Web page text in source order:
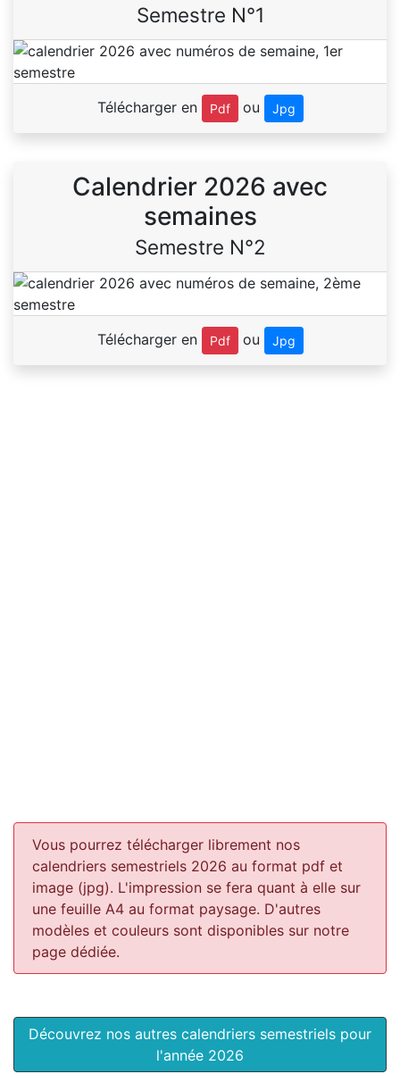
Semestre N°1
Télécharger en Pdf ou Jpg
Calendrier 2026 avec
semaines
Semestre N°2
Télécharger en Pdf ou Jpg
Vous pourrez télécharger librement nos
calendriers semestriels 2026 au format pdf et
image (jpg). L'impression se fera quant à elle sur
une feuille A4 au format paysage. D'autres
modèles et couleurs sont disponibles sur notre
page dédiée.
Découvrez nos autres calendriers semestriels pour
l'année 2026